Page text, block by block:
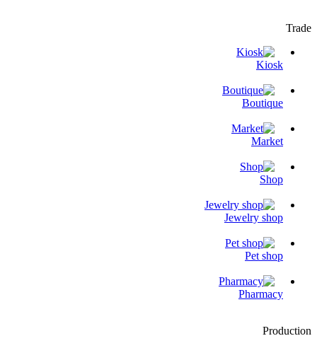
Trade
Kiosk
Boutique
Market
Shop
Jewelry shop
Pet shop
Pharmacy
Production